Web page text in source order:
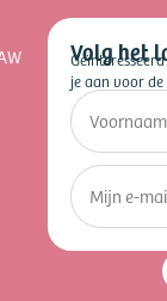
Volg het
je aan voor